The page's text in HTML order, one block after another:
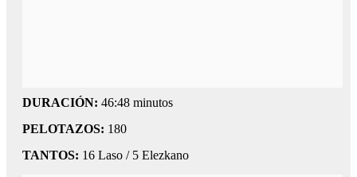
DURACIÓN: 46:48 minutos
PELOTAZOS: 180
TANTOS: 16 Laso / 5 Elezkano